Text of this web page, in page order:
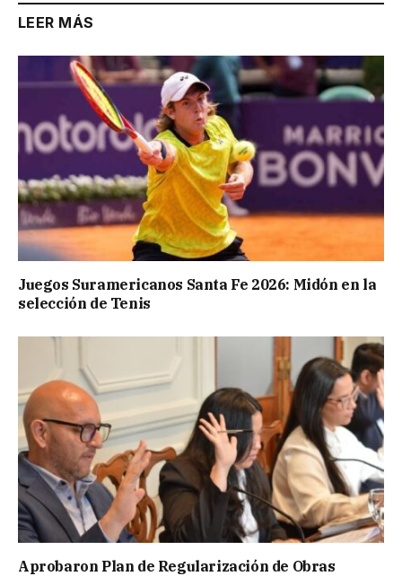
LEER MÁS
Juegos Suramericanos Santa Fe 2026: Midón en la
selección de Tenis
Aprobaron Plan de Regularización de Obras